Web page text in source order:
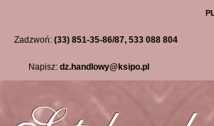
Zadzwoń: (33) 851-35-86/87, 533 088 804
Napisz: dz.handlowy@ksipo.pl